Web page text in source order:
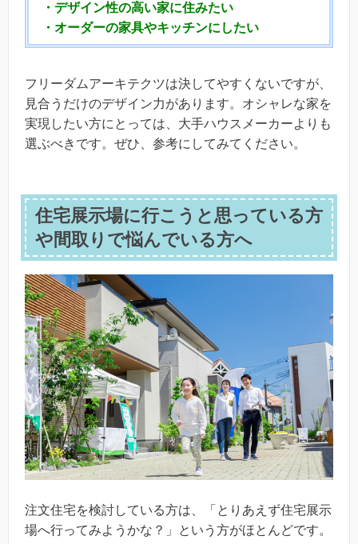
・デザイン性の高い家に住みたい
・オーダーの家具やキッチンにしたい
フリーダムアーキテクツは決してやすくないですが、
見合うだけのデザイン力があります。オシャレな家を
実現したい方にとっては、大手ハウスメーカーよりも
選ぶべきです。ぜひ、参考にしてみてください。
住宅展示場に行こうと思っている方
や間取りで悩んでいる方へ
注文住宅を検討している方は、「とりあえず住宅展示
場へ行ってみようかな？」という方がほとんどです。